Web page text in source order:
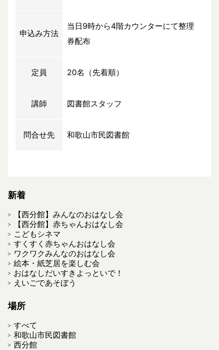
申込み方法
当日9時から4階カウンターにて整理
券配布
定員 20名（先着順）
講師 図書館スタッフ
問合せ先 和歌山市民図書館
新着
【西分館】みんなのおはなし会
【西分館】赤ちゃんおはなし会
こどもシネマ
すくすく赤ちゃんおはなし会
ワクワクみんなのおはなし会
絵本・紙芝居を楽しむ会
おはなしだいすきよっといで！
えいごであそぼう
場所
すべて
和歌山市民図書館
西分館